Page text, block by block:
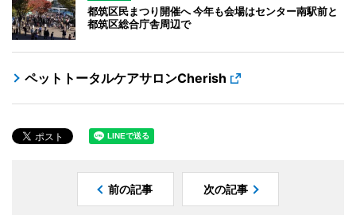
都筑区民まつり開催へ 今年も会場はセンター南駅前と
都筑区総合庁舎周辺で
ペットトータルケアサロンCherish
前の記事 次の記事